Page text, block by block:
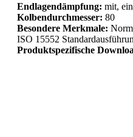
Endlagendämpfung: mit,
Kolbendurchmesser: 80
Besondere Merkmale:
ISO 15552
Produktspezifische